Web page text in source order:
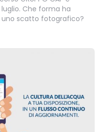
luglio. Che forma ha
uno scatto fotografico?